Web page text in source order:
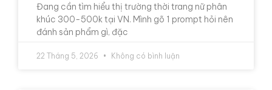
Đang cần tìm hiểu thị trường thời trang nữ phân
khúc 300-500k tại VN. Mình gõ 1 prompt hỏi nên
đánh sản phẩm gì, đặc
22 Tháng 5, 2026 Không có bình luận